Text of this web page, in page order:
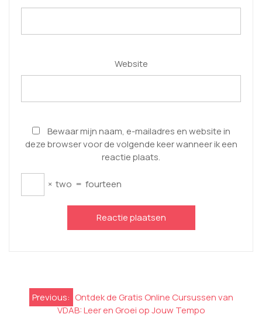
Website
Bewaar mijn naam, e-mailadres en website in
deze browser voor de volgende keer wanneer ik een
reactie plaats.
× two = fourteen
Berichtnavigatie
Previous: Ontdek de Gratis Online Cursussen van
VDAB: Leer en Groei op Jouw Tempo